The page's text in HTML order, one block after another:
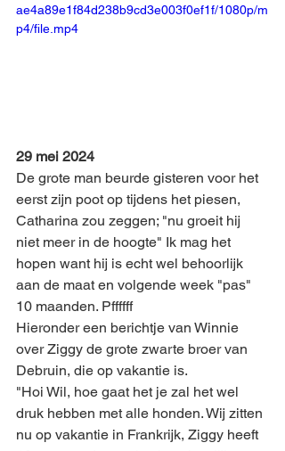
ae4a89e1f84d238b9cd3e003f0ef1f/1080p/m
p4/file.mp4
29 mei 2024
De grote man beurde gisteren voor het
eerst zijn poot op tijdens het piesen,
Catharina zou zeggen; "nu groeit hij
niet meer in de hoogte" Ik mag het
hopen want hij is echt wel behoorlijk
aan de maat en volgende week "pas"
10 maanden. Pffffff
Hieronder een berichtje van Winnie
over Ziggy de grote zwarte broer van
Debruin, die op vakantie is.
"Hoi Wil, hoe gaat het je zal het wel
druk hebben met alle honden. Wij zitten
nu op vakantie in Frankrijk, Ziggy heeft